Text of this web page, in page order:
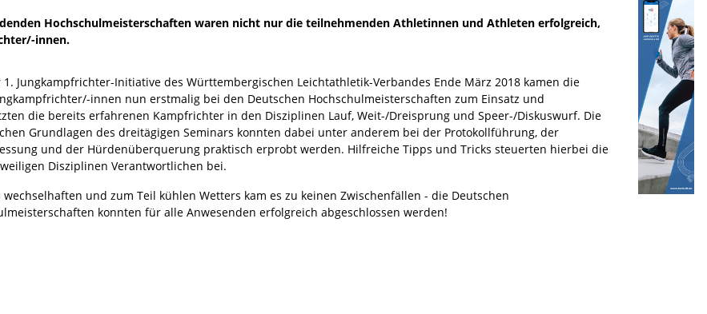
Hochschulmeisterschaften waren nicht nur die teilnehmenden Athletinnen und Athleten erfolgreich,
innen.
1. Jungkampfrichter-Initiative des Württembergischen Leichtathletik-Verbandes Ende März 2018 kamen die
innen nun erstmalig bei den Deutschen Hochschulmeisterschaften zum Einsatz und
die bereits erfahrenen Kampfrichter in den Disziplinen Lauf, Weit-/Dreisprung und Speer-/Diskuswurf. Die
Grundlagen des dreitägigen Seminars konnten dabei unter anderem bei der Protokollführung, der
und der Hürdenüberquerung praktisch erprobt werden. Hilfreiche Tipps und Tricks steuerten hierbei die
Disziplinen Verantwortlichen bei.
wechselhaften und zum Teil kühlen Wetters kam es zu keinen Zwischenfällen - die Deutschen
konnten für alle Anwesenden erfolgreich abgeschlossen werden!